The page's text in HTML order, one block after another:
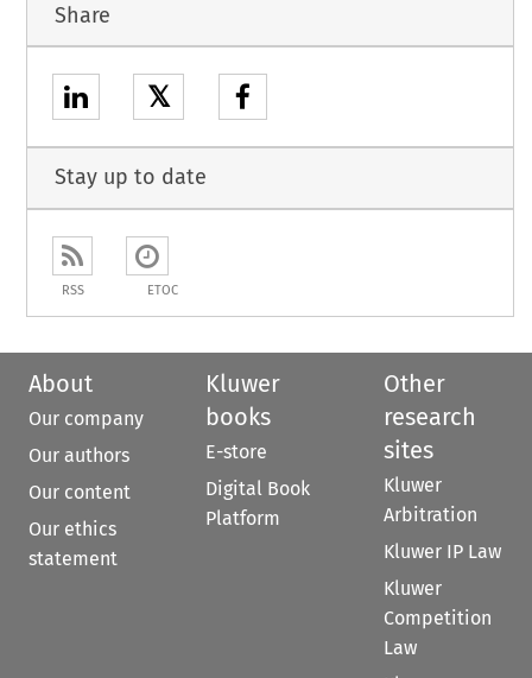
Share
𝕏
Stay up to date
RSS ETOC
About
Our company
Our authors
Our content
Our ethics
statement
Kluwer
books
E-store
Digital Book
Platform
Other
research
sites
Kluwer
Arbitration
Kluwer IP Law
Kluwer
Competition
Law